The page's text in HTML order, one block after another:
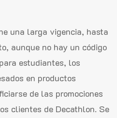
una larga vigencia, hasta
aunque no hay un código
estudiantes, los
en productos
de las promociones
clientes de Decathlon. Se